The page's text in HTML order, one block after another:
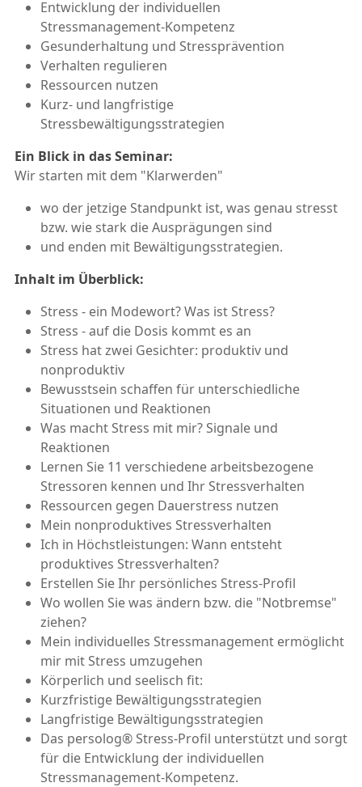
Entwicklung der individuellen
Stressmanagement-Kompetenz
Gesunderhaltung und Stressprävention
Verhalten regulieren
Ressourcen nutzen
Kurz- und langfristige
Stressbewältigungsstrategien
Ein Blick in das Seminar:
Wir starten mit dem "Klarwerden"
wo der jetzige Standpunkt ist, was genau stresst
bzw. wie stark die Ausprägungen sind
und enden mit Bewältigungsstrategien.
Inhalt im Überblick:
Stress - ein Modewort? Was ist Stress?
Stress - auf die Dosis kommt es an
Stress hat zwei Gesichter: produktiv und
nonproduktiv
Bewusstsein schaffen für unterschiedliche
Situationen und Reaktionen
Was macht Stress mit mir? Signale und
Reaktionen
Lernen Sie 11 verschiedene arbeitsbezogene
Stressoren kennen und Ihr Stressverhalten
Ressourcen gegen Dauerstress nutzen
Mein nonproduktives Stressverhalten
Ich in Höchstleistungen: Wann entsteht
produktives Stressverhalten?
Erstellen Sie Ihr persönliches Stress-Profil
Wo wollen Sie was ändern bzw. die "Notbremse"
ziehen?
Mein individuelles Stressmanagement ermöglicht
mir mit Stress umzugehen
Körperlich und seelisch fit:
Kurzfristige Bewältigungsstrategien
Langfristige Bewältigungsstrategien
Das persolog® Stress-Profil unterstützt und sorgt
für die Entwicklung der individuellen
Stressmanagement-Kompetenz.